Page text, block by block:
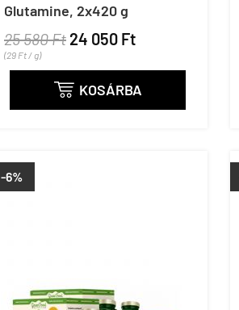
Glutamine, 2x420 g
25 580 Ft 24 050 Ft
(29 Ft / g)
 KOSÁRBA
-6%